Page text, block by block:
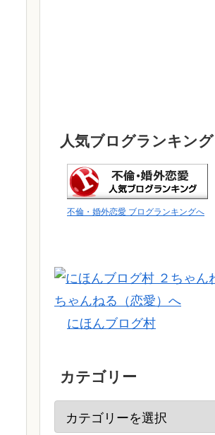
人気ブログランキング
不倫・婚外恋愛 ブログランキングへ
にほんブログ村
カテゴリー